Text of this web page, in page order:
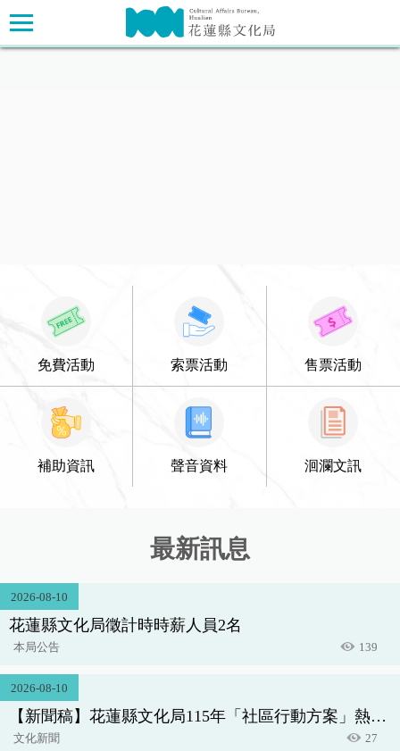
跳
到
主
主要內容區塊
免費活動 索票活動 售票活動
補助資訊 聲音資料 洄瀾文訊
最新訊息
本局公告
2026-08-10
139
花蓮縣文化局徵計時時薪人員2名
文化新聞
2026-08-10
27
【新聞稿】花蓮縣文化局115年「社區行動方案」熱烈
徵件中 零門檻社造實驗室鼓勵青年與新世代公民踴躍